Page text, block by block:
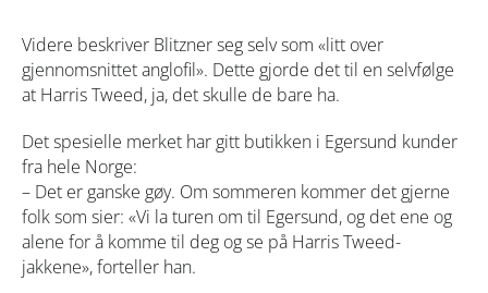
Videre beskriver Blitzner seg selv som «litt over
gjennomsnittet anglofil». Dette gjorde det til en selvfølge
at Harris Tweed, ja, detskulle de bare ha.
Det spesielle merket har gitt butikken i Egersund kunder
fra hele Norge:
– Det er ganske gøy. Om sommeren kommer det gjerne
folk som sier: «Vi la turen om til Egersund, og det ene og
alene for å komme til deg og se på Harris Tweed-
jakkene», forteller han.